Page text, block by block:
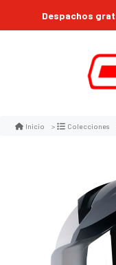
Despachos
Inicio Colecciones